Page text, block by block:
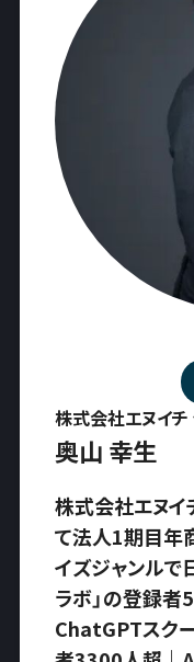
株式会社エヌイ
奥山 幸生
株式会社エヌ
て法人1期目
イズジャンル
ラボ」の登録
ChatGPTスク